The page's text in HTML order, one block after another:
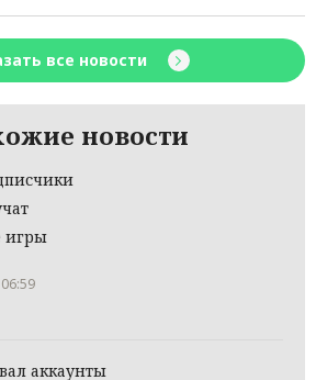
все новости
новости
игры
аккаунты